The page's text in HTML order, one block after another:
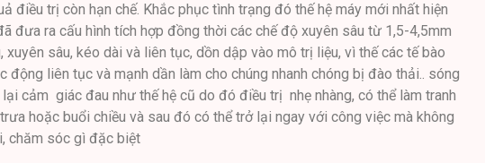
điều trị còn hạn chế. Khắc phục tình trạng đó thế hệ máy mới nhất hiện
đưa ra cấu hình tích hợp đồng thời các chế độ xuyên sâu từ 1,5-4,5mm
xuyên sâu, kéo dài và liên tục, dồn dập vào mô trị liệu, vì thế các tế bào
động liên tục và mạnh dần làm cho chúng nhanh chóng bị đào thải.. sóng
cảm giác đau như thế hệ cũ do đó điều trị nhẹ nhàng, có thể làm tranh
hoặc buổi chiều và sau đó có thể trở lại ngay với công việc mà không
chăm sóc gì đặc biệt